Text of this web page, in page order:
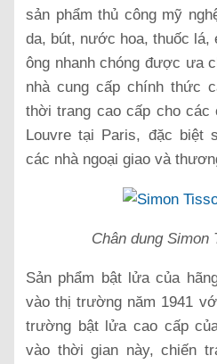
sản phẩm thủ công mỹ
da, bút, nước hoa, thuốc lá,
ông nhanh chóng được ưa
nhà cung cấp chính thức
thời trang cao cấp cho các
Louvre tại Paris, đặc biệt
các nhà ngoại giao và
Chân dung Simon
Sản phẩm bật lửa của
vào thị trường năm 1941
trường bật lửa cao cấp
vào thời gian này, chiến